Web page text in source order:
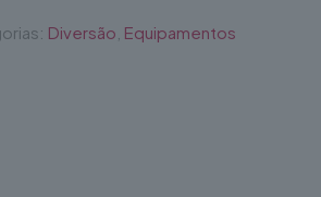
Diversão Equipamentos